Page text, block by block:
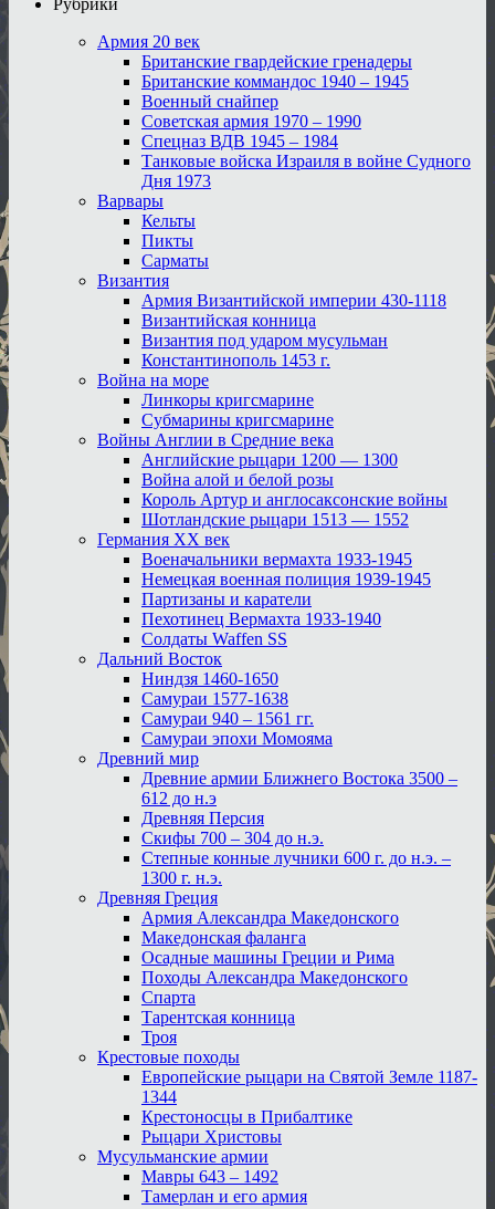
Армия 20 век
Британские гвардейские гренадеры
Британские коммандос 1940 – 1945
Военный снайпер
Советская армия 1970 – 1990
Спецназ ВДВ 1945 – 1984
Танковые войска Израиля в войне Судного
Дня 1973
Варвары
Кельты
Пикты
Сарматы
Византия
Армия Византийской империи 430-1118
Византийская конница
Византия под ударом мусульман
Константинополь 1453 г.
Война на море
Линкоры кригсмарине
Субмарины кригсмарине
Войны Англии в Средние века
Английские рыцари 1200 — 1300
Война алой и белой розы
Король Артур и англосаксонские войны
Шотландские рыцари 1513 — 1552
Германия XX век
Военачальники вермахта 1933-1945
Немецкая военная полиция 1939-1945
Партизаны и каратели
Пехотинец Вермахта 1933-1940
Солдаты Waffen SS
Дальний Восток
Ниндзя 1460-1650
Самураи 1577-1638
Самураи 940 – 1561 гг.
Самураи эпохи Момояма
Древний мир
Древние армии Ближнего Востока 3500 –
612 до н.э
Древняя Персия
Скифы 700 – 304 до н.э.
Степные конные лучники 600 г. до н.э. –
1300 г. н.э.
Древняя Греция
Армия Александра Македонского
Македонская фаланга
Осадные машины Греции и Рима
Походы Александра Македонского
Спарта
Тарентская конница
Троя
Крестовые походы
Европейские рыцари на Святой Земле 1187-
1344
Крестоносцы в Прибалтике
Рыцари Христовы
Мусульманские армии
Мавры 643 – 1492
Тамерлан и его армия